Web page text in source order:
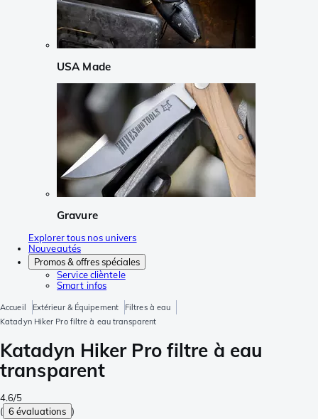
USA Made
Gravure
Explorer tous nos univers
Nouveautés
Promos & offres spéciales
Service clièntele
Smart infos
Accueil Extérieur & Équipement
Filtres à eau
Katadyn Hiker Pro filtre à eau transparent
Katadyn Hiker Pro filtre à eau
transparent
4.6/5
( 6 évaluations )